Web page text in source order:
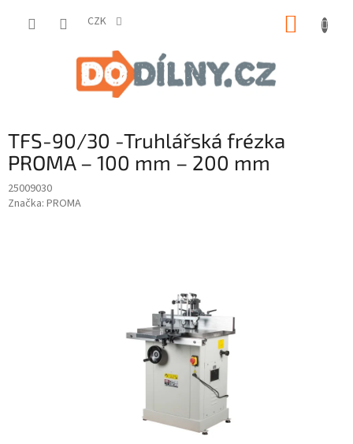
CZK
TFS-90/30 -Truhlářská frézka
PROMA – 100 mm – 200 mm
25009030
Značka: PROMA